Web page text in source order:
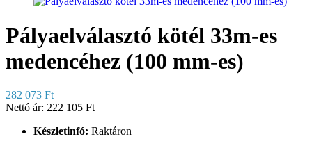
Pályaelválasztó kötél 33m-es
medencéhez (100 mm-es)
282 073 Ft
Nettó ár: 222 105 Ft
Készletinfó: Raktáron